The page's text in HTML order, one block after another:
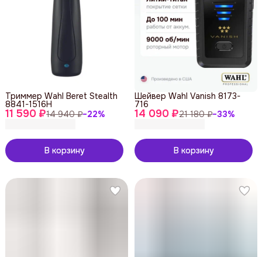
11 590 ₽14 940 ₽−22%
Триммер Wahl Beret Stealth
8841-1516H
В корзину
14 090 ₽21 180 ₽−33%
Шейвер Wahl Vanish 8173-
716
В корзину